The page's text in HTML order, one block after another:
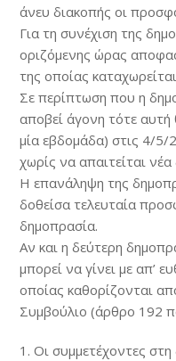
άνευ διακοπής οι
Για τη συνέχιση της
οριζόµενης ώρας
της οποίας
Σε περίπτωση που η
αποβεί άγονη τότε
µία εβδοµάδα) στις 4/5/
χωρίς να απαιτείται νέα
Η επανάληψη της
δοθείσα τελευταία
δηµοπρασία.
Αν και η δεύτερη
µπορεί να γίνει µε απ’
οποίας καθορίζονται
Συµβούλιο (άρθρο 192
1. Οι συµµετέχοντες